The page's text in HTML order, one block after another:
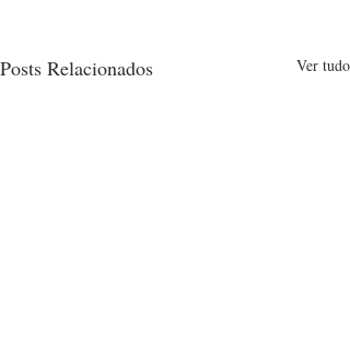
Posts Relacionados Ver tudo